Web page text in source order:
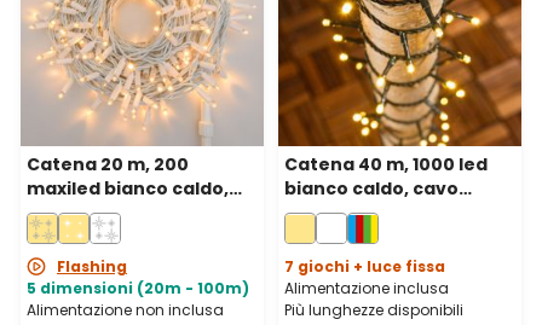
Catena 20 m, 200
maxiled bianco caldo,
cavo bianco,
prolungabile, IP67
Flashing
5 dimensioni (20m - 100m)
Alimentazione non inclusa
Catena 40 m, 1000 led
bianco caldo, cavo
verde
7 giochi + luce fissa
Alimentazione inclusa
Più lunghezze disponibili